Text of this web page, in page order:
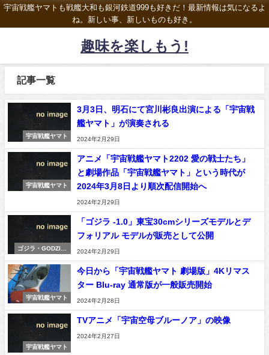
宇宙戦艦ヤマトも戦艦大和も銀河鉄道999も好きだ！最新情報は気になるよ
ね。新しい事、新しいものも好き。
趣味を楽しもう!
記事一覧
宇宙戦艦ヤマト
3月3日、明石にて宮川彬良出演による「宇宙戦
艦ヤマト」が演奏される
2024年2月29日
宇宙戦艦ヤマト
アニメ「宇宙戦艦ヤマト2202 愛の戦士たち」
と劇場作品「宇宙戦艦ヤマト」という時代が
2024年3月8日より順次配信開始へ
2024年2月29日
ゴジラ・GODZILL
「ゴジラ -1.0」東宝30cmシリーズモデルとデ
フォリアル モデルが販売として公開
2024年2月29日
宇宙戦艦ヤマト
今日から「宇宙戦艦ヤマト 劇場版」4Kリマス
ター Blu-ray 通常版が一般販売開始
2024年2月28日
宇宙戦艦ヤマト
TVアニメ「宇宙空母ブルーノア」の映像
2024年2月27日